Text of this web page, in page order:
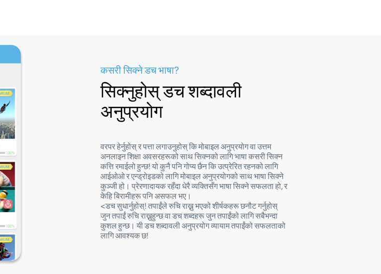
कसरी सिक्ने डच भाषा?
सिक्नुहोस् डच शब्दावली
अनुप्रयोग
वरपर हेर्नुहोस् र पत्ता लगाउनुहोस् कि मोबाइल अनुप्रयोग वा उत्तम
अनलाइन शिक्षा अवसरहरूको साथ सिक्नको लागि भाषा कसरी सिक्न
कत्ति रमाईलो हुन्छ! यो कुनै पनि गोप्य छैन कि उत्प्रेरित रहनको लागि
आईओओ र एन्ड्रोइडको लागि मोबाइल अनुप्रयोगको साथ भाषा सिक्ने
कुञ्जी हो। प्रेरणादायक रहँदा धेरै व्यक्तिसँग भाषा सिक्ने सफलता हो, र
केहि बिरामीहरू पनि असफल भए।
<डच सुधार्नुहोस्! तपाईंले रुचि राख्नु भएको शीर्षकहरू छनौट गर्नुहोस्
जुन तपाईं रुचि राख्नुहुन्छ वा डच शब्दहरू जुन तपाईंको लागि सबैभन्दा
कुशल हुन्छ। यी डच शब्दावली अनुप्रयोग व्यायाम तपाईंको सफलताको
लागि आवश्यक छ!